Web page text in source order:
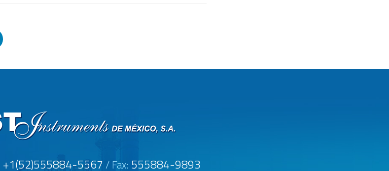
+1(52)555884-5567/ Fax: 555884-9893